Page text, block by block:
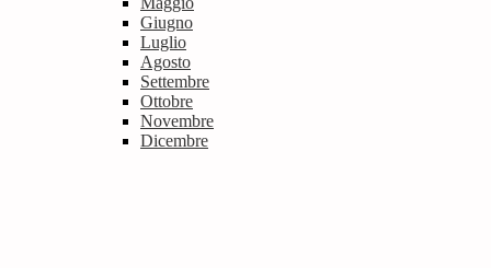
Giugno
Luglio
Agosto
Settembre
Ottobre
Novembre
Dicembre